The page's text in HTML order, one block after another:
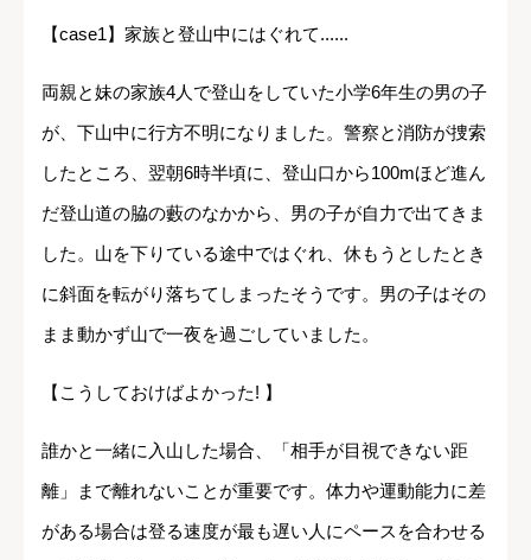
【case1】家族と登山中にはぐれて......
両親と妹の家族4人で登山をしていた小学6年生の男の子
が、下山中に行方不明になりました。警察と消防が捜索
したところ、翌朝6時半頃に、登山口から100mほど進ん
だ登山道の脇の藪のなかから、男の子が自力で出てきま
した。山を下りている途中ではぐれ、休もうとしたとき
に斜面を転がり落ちてしまったそうです。男の子はその
まま動かず山で一夜を過ごしていました。
【こうしておけばよかった! 】
誰かと一緒に入山した場合、「相手が目視できない距
離」まで離れないことが重要です。体力や運動能力に差
がある場合は登る速度が最も遅い人にペースを合わせる